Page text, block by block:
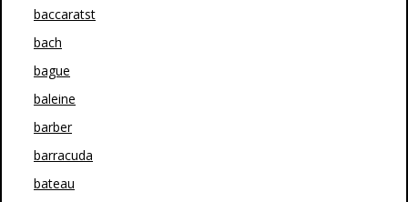
baccaratst
bach
bague
baleine
barber
barracuda
bateau